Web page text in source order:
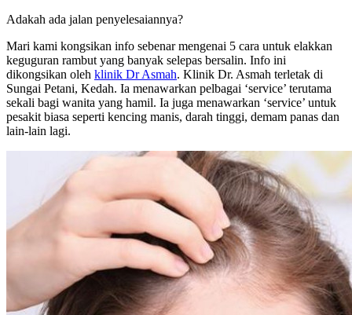
Adakah ada jalan penyelesaiannya?
Mari kami kongsikan info sebenar mengenai 5 cara untuk elakkan
keguguran rambut yang banyak selepas bersalin. Info ini
dikongsikan oleh klinik Dr Asmah. Klinik Dr. Asmah terletak di
Sungai Petani, Kedah. Ia menawarkan pelbagai ‘service’ terutama
sekali bagi wanita yang hamil. Ia juga menawarkan ‘service’ untuk
pesakit biasa seperti kencing manis, darah tinggi, demam panas dan
lain-lain lagi.